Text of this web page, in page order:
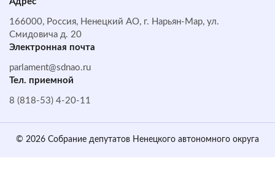
166000, Россия, Ненецкий АО, г. Нарьян-Мар, ул.
Смидовича д. 20
Электронная почта
parlament@sdnao.ru
Тел. приемной
8 (818-53) 4-20-11
© 2026 Собрание депутатов Ненецкого автономного округа